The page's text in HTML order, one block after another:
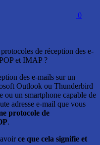
0
de réception des e-
et IMAP ?
des e-mails sur un
Outlook ou Thunderbird
ou un smartphone capable de
adresse e-mail que vous
protocole de
.
ce que cela signifie et